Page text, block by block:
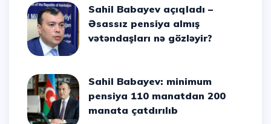
Sahil Babayev açıqladı –
Əsassız pensiya almış
vətəndaşları nə gözləyir?
Sahil Babayev: minimum
pensiya 110 manatdan 200
manata çatdırılıb